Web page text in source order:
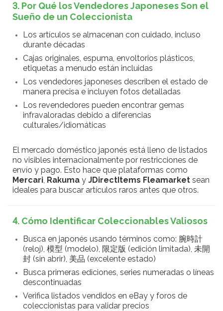
3. Por Qué los Vendedores Japoneses Son el
Sueño de un Coleccionista
Los artículos se almacenan con cuidado, incluso
durante décadas
Cajas originales, espuma, envoltorios plásticos,
etiquetas a menudo están incluidas
Los vendedores japoneses describen el estado de
manera precisa e incluyen fotos detalladas
Los revendedores pueden encontrar gemas
infravaloradas debido a diferencias
culturales/idiomáticas
El mercado doméstico japonés está lleno de listados
no visibles internacionalmente por restricciones de
envío y pago. Esto hace que plataformas como
Mercari, Rakuma y JDirectItems Fleamarket sean
ideales para buscar artículos raros antes que otros.
4. Cómo Identificar Coleccionables Valiosos
Busca en japonés usando términos como: 腕時計
(reloj), 模型 (modelo), 限定版 (edición limitada), 未開
封 (sin abrir), 美品 (excelente estado)
Busca primeras ediciones, series numeradas o líneas
descontinuadas
Verifica listados vendidos en eBay y foros de
coleccionistas para validar precios